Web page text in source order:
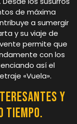
de máxima
a sumergir
y su viaje de
permite que
con los
así el
«Vuela».
y
tiempo.